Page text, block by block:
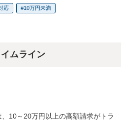
応 10万円未満
ムライン
10～20万円以上の高額請求がトラ